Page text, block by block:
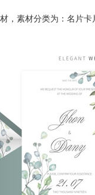
，素材分类为：名片